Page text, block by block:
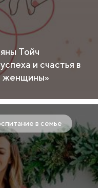
Тойч
и счастья в
женщины»
в семье